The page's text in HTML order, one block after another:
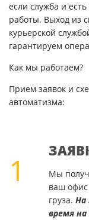
если служба и
работы. Выход из
курьерской
гарантируем
Как мы работаем?
Прием заявок и
автоматизма:
1
Мы
ваш офис
груза. На
время